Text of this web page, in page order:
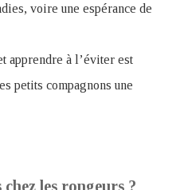
voire une espérance de
apprendre à l’éviter est
petits compagnons une
chez les rongeurs ?